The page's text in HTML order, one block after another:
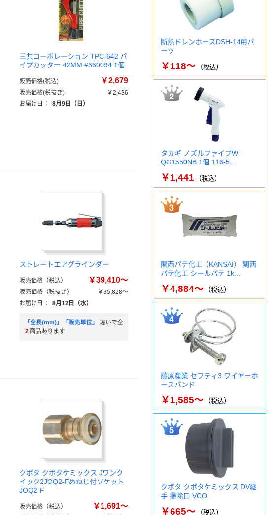
三共コーポレーション TPC-642 パ
イプカッター 42MM #360094 1個
販売価格(税込) ￥2,679
販売価格(税抜き)
￥2,436
お届け日
： 8月9日（日）
ストレートエアグラインダー
販売価格（税込） ￥39,410～
販売価格（税抜き）
￥35,828～
お届け日
： 8月12日（水）
「全長(mm)」「販売単位」
違いで全
2 商品あります
クボタ クボタケミックス Jワンク
イック2JOQ2-Fめねじ付ソケット
JOQ2-F
販売価格（税込） ￥1,691～
断熱ドレンホースDSH-14用パ
ーツ
￥118～ （税込）
タカギ ノズルファイブW
QG1550NB 1個 116-5…
￥1,441 （税込）
関西パテ化工（KANSAI） 関西
パテ化工 シールパテ 1k…
￥4,884～ （税込）
藤原産業 セフティ3 ワイヤーホ
ースバンド
￥1,585～ （税込）
クボタ クボタケミックス DV継
手 掃除口 VCO
￥665～ （税込）